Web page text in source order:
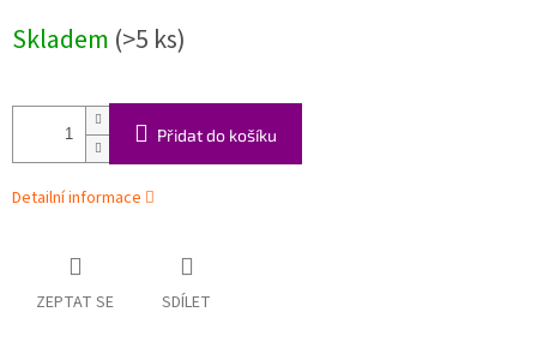
cena:
Skladem (>5 ks)
Přidat do košíku
Detailní informace
ZEPTAT SE SDÍLET